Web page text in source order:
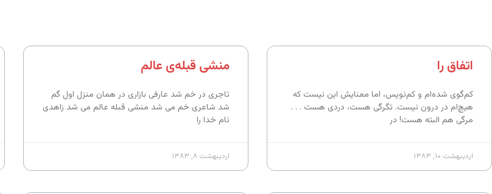
اتفاق را
کم‌گوی شده‌ام و کم‌نویس، اما معنایش این نیست که
هیچ‌ام در درون نیست. تگرگی هست، دردی هست . . .
مرگی هم البته هست! در
اردیبهشت ۱۰, ۱۳۸۳
منشی قبله‌ی عالم
تاجری در خم شد عارفی بازاری در همان منزل اول گم
شد شاعری خم می شد منشی قبله عالم می شد زاهدی
نام خدا را
اردیبهشت ۸, ۱۳۸۳